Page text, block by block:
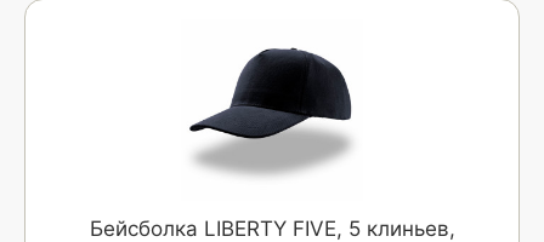
Бейсболка LIBERTY FIVE, 5 клиньев,